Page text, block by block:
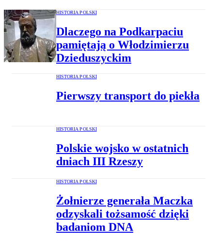
HISTORIA POLSKI
Dlaczego na Podkarpaciu
pamiętają o Włodzimierzu
Dzieduszyckim
HISTORIA POLSKI
Pierwszy transport do piekła
HISTORIA POLSKI
Polskie wojsko w ostatnich
dniach III Rzeszy
HISTORIA POLSKI
Żołnierze generała Maczka
odzyskali tożsamość dzięki
badaniom DNA